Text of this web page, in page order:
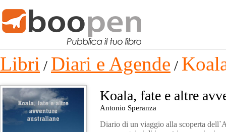
Libri / Diari e Agende /
Koala, fate e altre
Antonio Speranza
Diario di un viaggio alla scoperta